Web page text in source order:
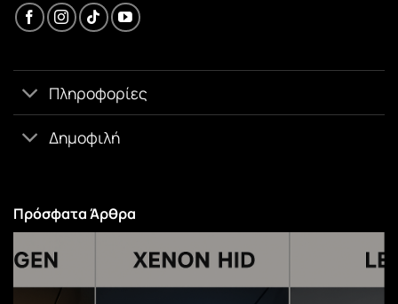
Πληροφορίες
Δημοφιλή
Πρόσφατα Άρθρα